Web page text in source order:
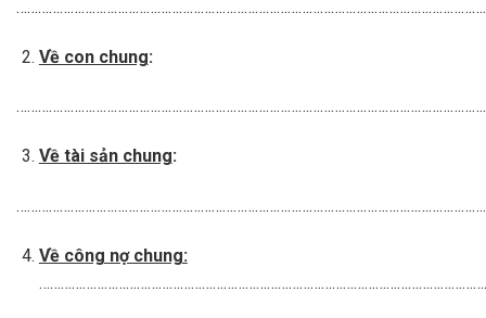
Về con chung:
Về tài sản chung:
Về công nợ chung: